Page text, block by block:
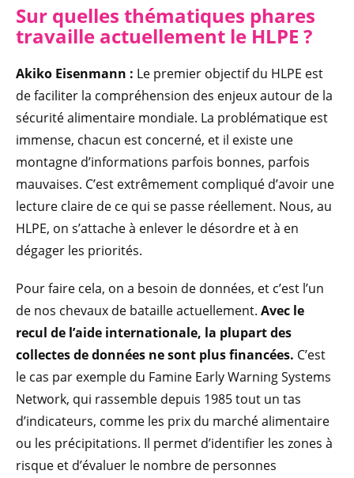
Sur quelles thématiques phares
travaille actuellement le HLPE ?
Akiko Eisenmann : Le premier objectif du HLPE est
de faciliter la compréhension des enjeux autour de la
sécurité alimentaire mondiale. La problématique est
immense, chacun est concerné, et il existe une
montagne d’informations parfois bonnes, parfois
mauvaises. C’est extrêmement compliqué d’avoir une
lecture claire de ce qui se passe réellement. Nous, au
HLPE, on s’attache à enlever le désordre et à en
dégager les priorités.
Pour faire cela, on a besoin de données, et c’est l’un
de nos chevaux de bataille actuellement. Avec le
recul de l’aide internationale, la plupart des
collectes de données ne sont plus financées. C’est
le cas par exemple du Famine Early Warning Systems
Network, qui rassemble depuis 1985 tout un tas
d’indicateurs, comme les prix du marché alimentaire
ou les précipitations. Il permet d’identifier les zones à
risque et d’évaluer le nombre de personnes